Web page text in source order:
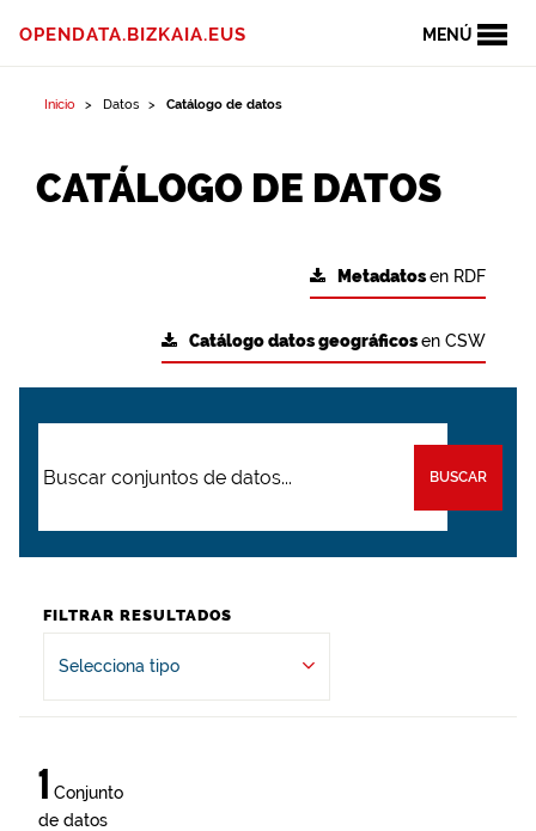
MENÚ
OPENDATA.BIZKAIA.EUS
Inicio Datos Catálogo de datos
CATÁLOGO DE DATOS
Metadatosen RDF
Catálogo datos geográficosen CSW
BUSCAR
FILTRAR RESULTADOS
Selecciona tipo
1 Conjunto
de datos